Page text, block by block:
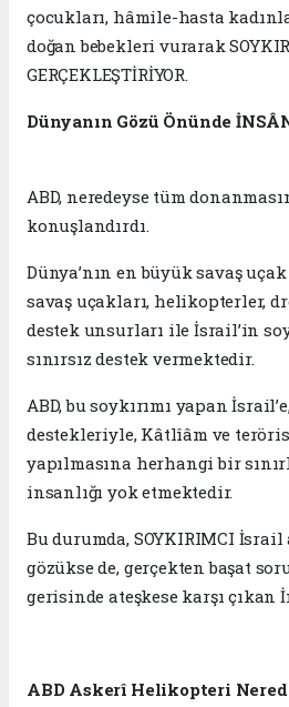
çocukları, hâmile-hasta
doğan bebekleri vurarak
GERÇEKLEŞTİRİYOR.
Dünyanın Gözü Önünde
ABD, neredeyse tüm
konuşlandırdı.
Dünya’nın en büyük savaş
savaş uçakları, helikopterler,
destek unsurları ile İsrail’in
sınırsız destek vermektedir.
ABD, bu soykırımı yapan
destekleriyle, Kâtlîâm ve
yapılmasına herhangi bir
insanlığı yok etmektedir.
Bu durumda, SOYKIRIMCI
gözükse de, gerçekten başat
gerisinde ateşkese karşı çıkan
ABD Askerî Helikopteri